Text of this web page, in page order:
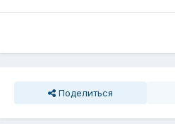
Поделиться